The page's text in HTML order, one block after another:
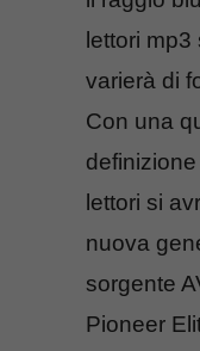
lettori
varierà di
Con una
lettori si
nuova
sorgente
Pioneer